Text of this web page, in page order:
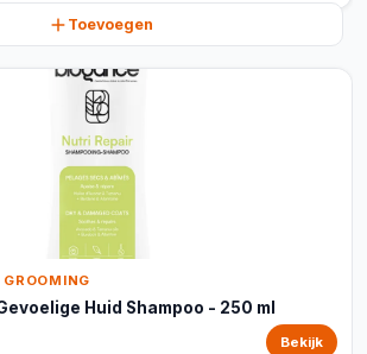
Toevoegen
Huid Shampoo - 250 ml
Bekijk